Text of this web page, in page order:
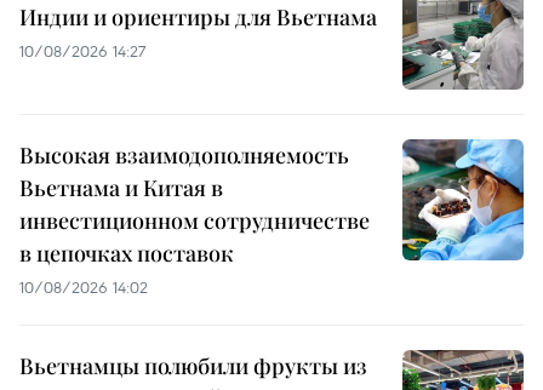
Индии и ориентиры для Вьетнама
10/08/2026 14:27
Высокая взаимодополняемость
Вьетнама и Китая в
инвестиционном сотрудничестве
в цепочках поставок
10/08/2026 14:02
Вьетнамцы полюбили фрукты из